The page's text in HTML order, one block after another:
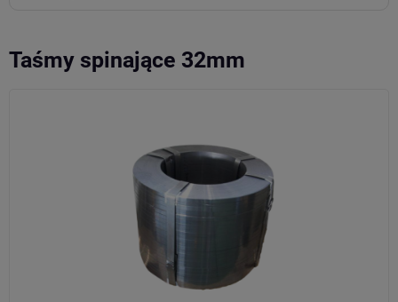
Taśmy spinające 32mm